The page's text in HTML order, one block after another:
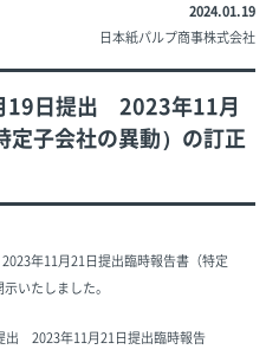
2024.01.19
日本紙パルプ商事株式会社
19日提出 2023年11月
子会社の異動）の訂正
年11月21日提出臨時報告書（特定
いたしました。
出 2023年11月21日提出臨時報告